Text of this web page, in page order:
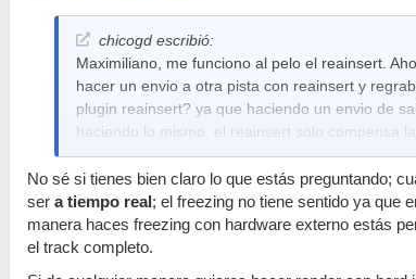
chicogd escribió:
Maximiliano, me funciono al pelo el reainsert.
hacer un envio a otra pista con reainsert y
plugin reainsert? ya que haciendo un envio de
haciendo lo mismo, el reainsert solo compensa
No sé si tienes bien claro lo que estás preguntando;
ser a tiempo real ; el freezing no tiene sentido ya que
manera haces freezing con hardware externo estás
el track completo.